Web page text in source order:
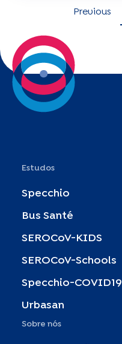
Previous
Estudos
Specchio
Bus Santé
SEROCoV-KIDS
SEROCoV-Schools
Specchio-COVID19
Urbasan
Sobre nós